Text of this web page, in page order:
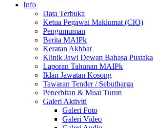
Info
Data Terbuka
Ketua Pegawai Maklumat (CIO)
Pengumuman
Berita MAIPk
Keratan Akhbar
Klinik Jawi Dewan Bahasa Pustaka
Laporan Tahunan MAIPk
Iklan Jawatan Kosong
Tawaran Tender / Sebutharga
Penerbitan & Muat Turun
Galeri Aktiviti
Galeri Foto
Galeri Video